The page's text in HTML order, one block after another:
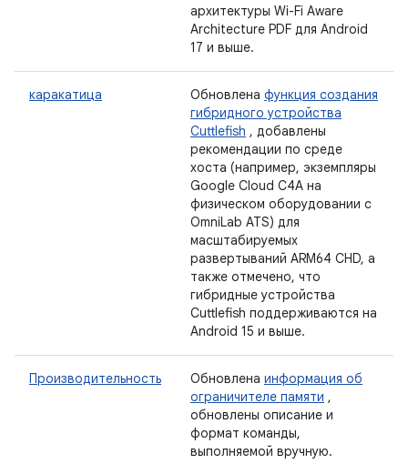
архитектуры Wi-Fi Aware
Architecture PDF для Android
17 и выше.
каракатица Обновлена ​​функция создания
гибридного устройства
Cuttlefish , добавлены
рекомендации по среде
хоста (например, экземпляры
Google Cloud C4A на
физическом оборудовании с
OmniLab ATS) для
масштабируемых
развертываний ARM64 CHD, а
также отмечено, что
гибридные устройства
Cuttlefish поддерживаются на
Android 15 и выше.
Производительность Обновлена ​​информация об
ограничителе памяти ,
обновлены описание и
формат команды,
выполняемой вручную.